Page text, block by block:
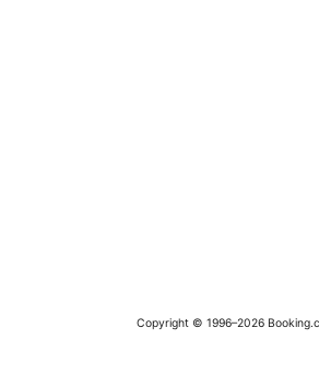
Copyright © 1996–2026